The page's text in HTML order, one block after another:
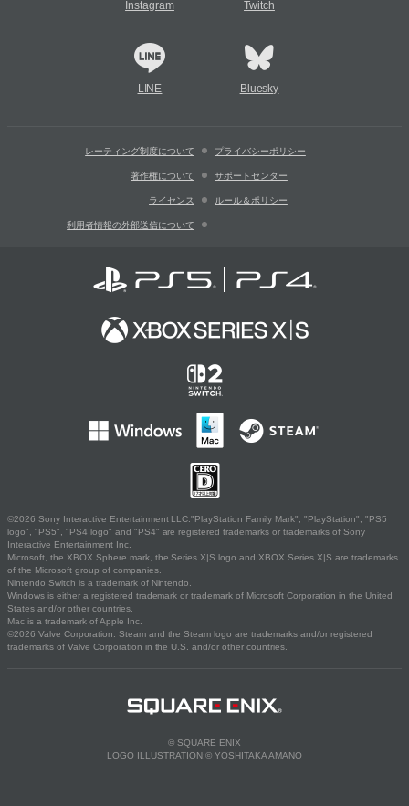
Instagram Twitch
LINE Bluesky
レーティング制度について プライバシーポリシー
著作権について サポートセンター
ライセンス ルール＆ポリシー
利用者情報の外部送信について
©2026 Sony Interactive Entertainment LLC."PlayStation Family Mark", "PlayStation", "PS5
logo", "PS5", "PS4 logo" and "PS4" are registered trademarks or trademarks of Sony
Interactive Entertainment Inc.
Microsoft, the XBOX Sphere mark, the Series X|S logo and XBOX Series X|S are trademarks
of the Microsoft group of companies.
Nintendo Switch is a trademark of Nintendo.
Windows is either a registered trademark or trademark of Microsoft Corporation in the United
States and/or other countries.
Mac is a trademark of Apple Inc.
©2026 Valve Corporation. Steam and the Steam logo are trademarks and/or registered
trademarks of Valve Corporation in the U.S. and/or other countries.
© SQUARE ENIX
LOGO ILLUSTRATION:© YOSHITAKA AMANO